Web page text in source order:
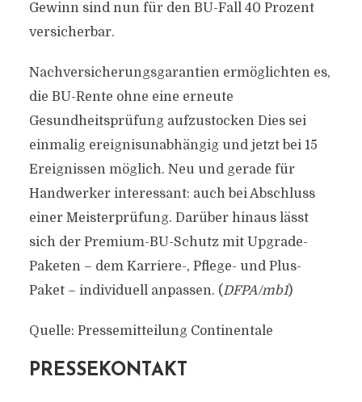
Gewinn sind nun für den BU-Fall 40 Prozent
versicherbar.
Nachversicherungsgarantien ermöglichten es,
die BU-Rente ohne eine erneute
Gesundheitsprüfung aufzustocken Dies sei
einmalig ereignisunabhängig und jetzt bei 15
Ereignissen möglich. Neu und gerade für
Handwerker interessant: auch bei Abschluss
einer Meisterprüfung. Darüber hinaus lässt
sich der Premium-BU-Schutz mit Upgrade-
Paketen – dem Karriere-, Pflege- und Plus-
Paket – individuell anpassen. (DFPA/mb1)
Quelle: Pressemitteilung Continentale
PRESSEKONTAKT